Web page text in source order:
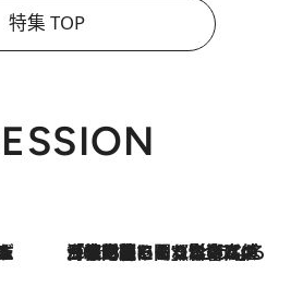
特集 TOP
2026.8.3
「住宅建てられない…」「サーチャージ料の高値が続いている」ホルムズ海峡封鎖による影響はいつまで続く？《エネルギー専門家に聞く“どうなる日本の暮らし”》